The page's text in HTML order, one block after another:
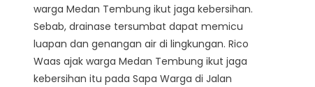
warga Medan Tembung ikut jaga kebersihan.
Sebab, drainase tersumbat dapat memicu
luapan dan genangan air di lingkungan. Rico
Waas ajak warga Medan Tembung ikut jaga
kebersihan itu pada Sapa Warga di Jalan